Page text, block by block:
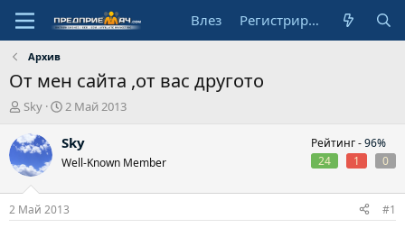
Влез Регистрирай се
Архив
От мен сайта ,от вас другото
А
т
о
р
Sky
Н
ч
л
а
д
2 Май 2013
Sky
Well-Known Member
Рейтинг -96%
24
1 0
2 Май 2013 #1